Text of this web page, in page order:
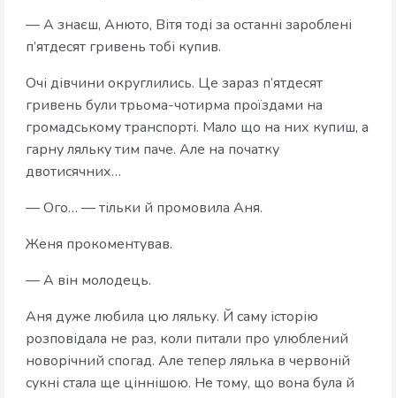
— А знаєш, Анюто, Вітя тоді за останні зароблені
п’ятдесят гривень тобі купив.
Очі дівчини округлились. Це зараз п’ятдесят
гривень були трьома-чотирма проїздами на
громадському транспорті. Мало що на них купиш, а
гарну ляльку тим паче. Але на початку
двотисячних…
— Ого… — тільки й промовила Аня.
Женя прокоментував.
— А він молодець.
Аня дуже любила цю ляльку. Й саму історію
розповідала не раз, коли питали про улюблений
новорічний спогад. Але тепер лялька в червоній
сукні стала ще ціннішою. Не тому, що вона була й